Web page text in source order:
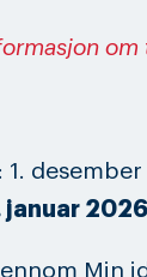
om
januar 2026
Min